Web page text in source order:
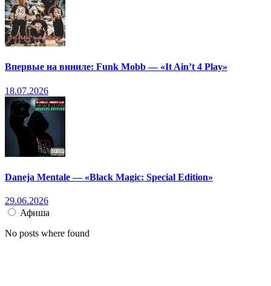
Впервые на виниле: Funk Mobb — «It Ain’t 4 Play»
18.07.2026
Daneja Mentale — «Black Magic: Special Edition»
29.06.2026
Афиша
No posts where found